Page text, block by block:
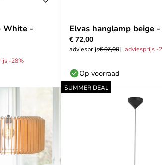
White -
-28%
Elvas hanglamp beige
€ 72,00
adviesprijs€ 97,00 adviesprijs -
Op voorraad
SUMMER DEAL